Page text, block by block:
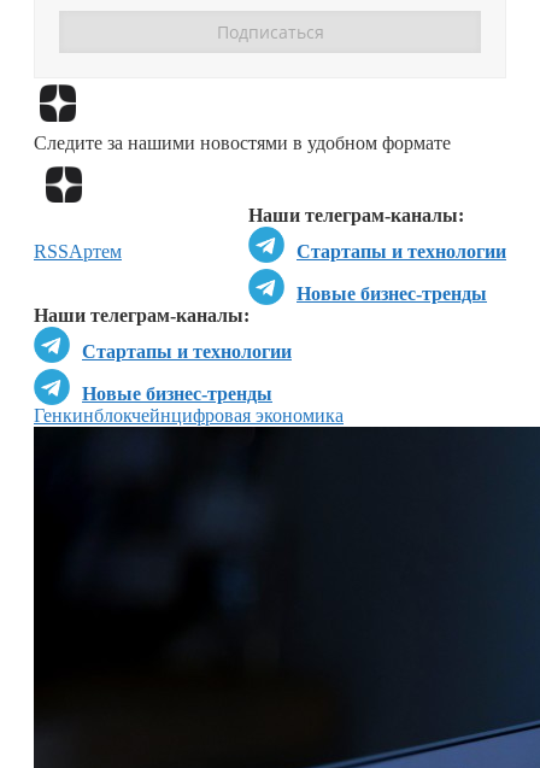
Следите за нашими новостями в удобном формате
Наши телеграм-каналы:
Стартапы и технологии
Новые бизнес-тренды
Наши телеграм-каналы:
Стартапы и технологии
Новые бизнес-тренды
RSSАртем
Генкинблокчейнцифровая экономика